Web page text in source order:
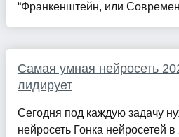
“Франкенштейн, или
Самая умная нейросеть
лидирует
Сегодня под каждую задачу
нейросеть Гонка нейросетей в